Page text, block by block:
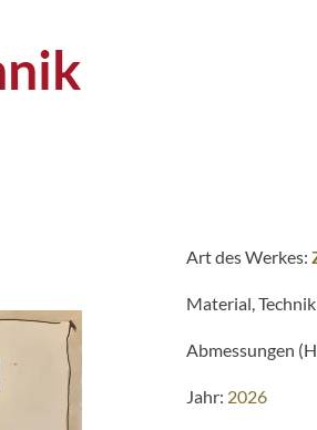
Art des Werkes:
Material,
Abmessungen
Jahr: 2026